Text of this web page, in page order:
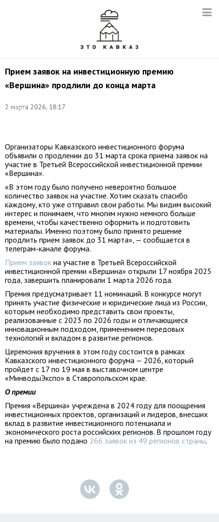
Прием заявок на инвестиционную премию
«Вершина» продлили до конца марта
2 марта 2026, 18:17
Фото:
соцсети
Организаторы Кавказского инвестиционного форума
объявили о продлении до 31 марта срока приема заявок на
участие в Третьей Всероссийской инвестиционной премии
«Вершина».
«В этом году было получено невероятно большое
количество заявок на участие. Хотим сказать спасибо
каждому, кто уже отправил свои работы. Мы видим высокий
интерес и понимаем, что многим нужно немного больше
времени, чтобы качественно оформить и подготовить
материалы. Именно поэтому было принято решение
продлить прием заявок до 31 марта», — сообщается в
телеграм-канале форума.
Прием заявок на участие в Третьей Всероссийской
инвестиционной премии «Вершина» открыли 17 ноября 2025
года, завершить планировали 1 марта 2026 года.
Премия предусматривает 11 номинаций. В конкурсе могут
принять участие физические и юридические лица из России,
которым необходимо представить свои проекты,
реализованные с 2023 по 2026 годы и отличающиеся
инновационным подходом, применением передовых
технологий и вкладом в развитие регионов.
Церемония вручения в этом году состоится в рамках
Кавказского инвестиционного форума — 2026, который
пройдет с 17 по 19 мая в выставочном центре
«МинводыЭкспо» в Ставропольском крае.
О премии
Премия «Вершина» учреждена в 2024 году для поощрения
инвестиционных проектов, организаций и лидеров, внесших
вклад в развитие инвестиционного потенциала и
экономического роста российских регионов. В прошлом году
на премию было подано 266 заявок из 49 регионов страны.